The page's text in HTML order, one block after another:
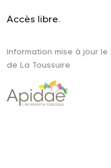
Accès libre.
Information mise à jour
de La Toussuire